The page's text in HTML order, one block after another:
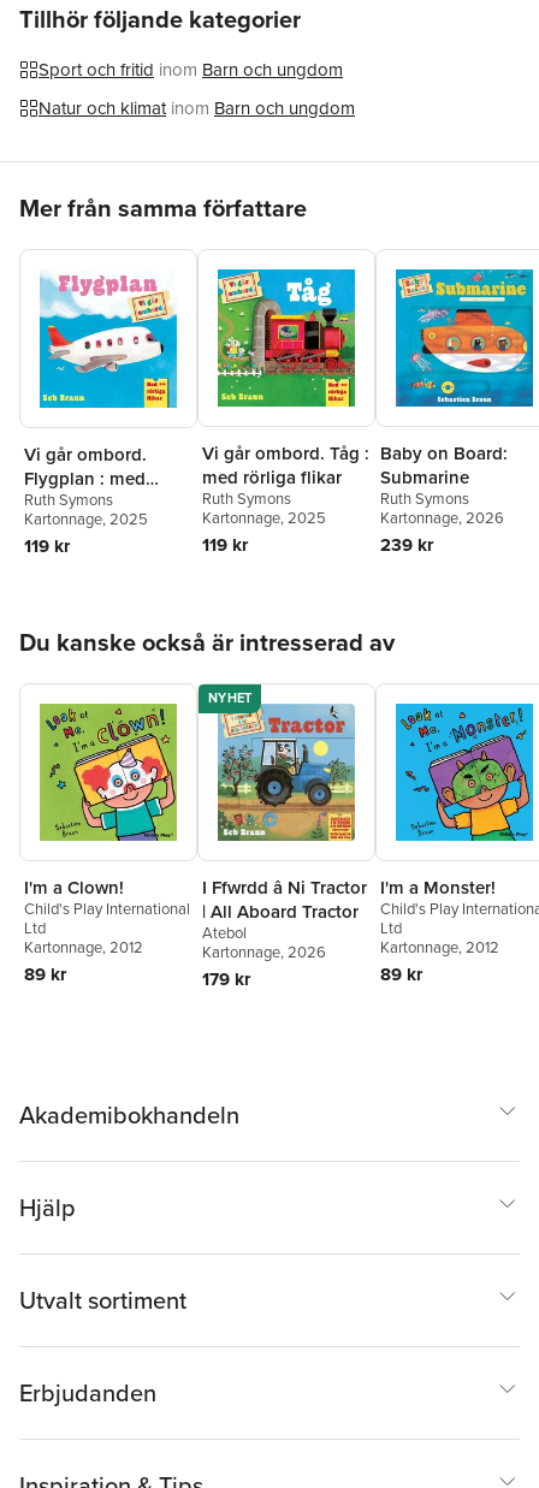
Tillhör följande kategorier
Sport och fritid inom Barn och ungdom
Natur och klimat inom Barn och ungdom
Mer från samma författare
Vi går ombord.
Flygplan : med
rörliga flikar
Ruth Symons
Kartonnage, 2025
119 kr
Vi går ombord. Tåg :
med rörliga flikar
Ruth Symons
Kartonnage, 2025
119 kr
Baby on Board:
Submarine
Ruth Symons
Kartonnage, 2026
239 kr
Du kanske också är intresserad av
I'm a Clown!
Child's Play International
Ltd
Kartonnage, 2012
89 kr
NYHET
I Ffwrdd â Ni Tractor
| All Aboard Tractor
Atebol
Kartonnage, 2026
179 kr
I'm a Monster!
Child's Play
Ltd
Kartonnage, 2012
89 kr
Akademibokhandeln
Hjälp
Utvalt sortiment
Erbjudanden